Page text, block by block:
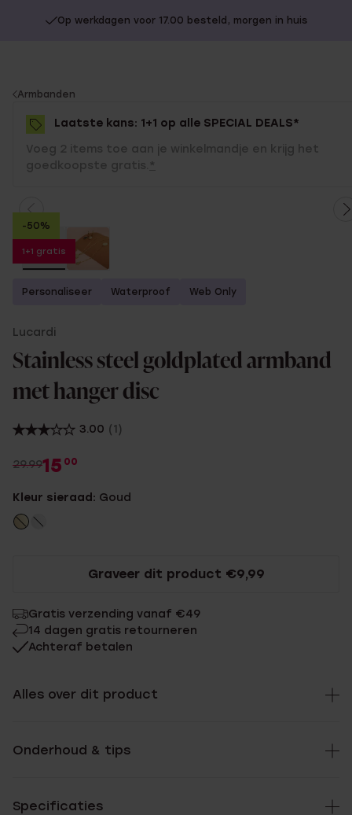
Op werkdagen voor 17.00 besteld, morgen in huis
You
are
here:
Armbanden
Laatste kans: 1+1 op alle SPECIAL DEALS*
Voeg 2 items toe aan je winkelmandje en krijg het
goedkoopste gratis. *
-50%
1+1 gratis
Personaliseer Waterproof Web Only
Lucardi
Stainless steel goldplated armband
met hanger disc
3.00 (1)
29.9915 00
Kleur sieraad: Goud
Graveer dit product €9,99
Gratis verzending vanaf €49
14 dagen gratis retourneren
Achteraf betalen
Alles over dit product
Onderhoud & tips
Specificaties